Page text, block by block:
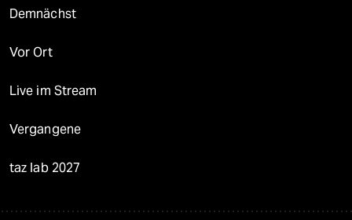
Demnächst
Vor Ort
Live im Stream
Vergangene
taz lab 2027